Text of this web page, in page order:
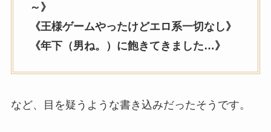
～》
《王様ゲームやったけどエロ系一切なし》
《年下（男ね。）に飽きてきました…》
など、目を疑うような書き込みだったそうです。